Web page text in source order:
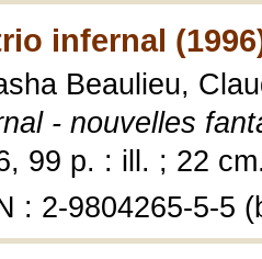
infernal
Beaulieu,
- nouvelles
99 p. : ill. ; 22
: 2-9804265-5-5